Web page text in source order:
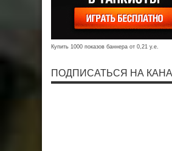
Купить 1000 показов баннера от 0,21 у.е.
ПОДПИСАТЬСЯ НА